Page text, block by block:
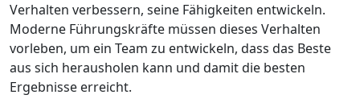
Verhalten verbessern, seine Fähigkeiten entwickeln.
Moderne Führungskräfte müssen dieses Verhalten
vorleben, um ein Team zu entwickeln, dass das Beste
aus sich herausholen kann und damit die besten
Ergebnisse erreicht.